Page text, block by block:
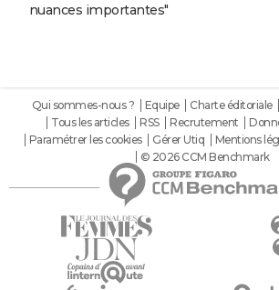
nuances importantes"
Qui sommes-nous ? Equipe Charte éditoriale
Tous les articles
RSS Recrutement
Paramétrer les cookies
Gérer Utiq Mentions
© 2026 CCM Benchmark